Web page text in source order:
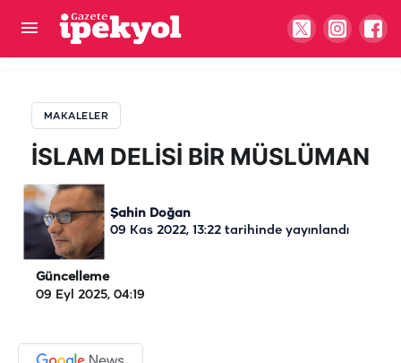
MAKALELER
İSLAM DELİSİ BİR MÜSLÜMAN
Şahin Doğan
09 Kas 2022, 13:22 tarihinde yayınlandı
Güncelleme
09 Eyl 2025, 04:19
İSLAM DELİSİ BİR MÜSLÜMAN